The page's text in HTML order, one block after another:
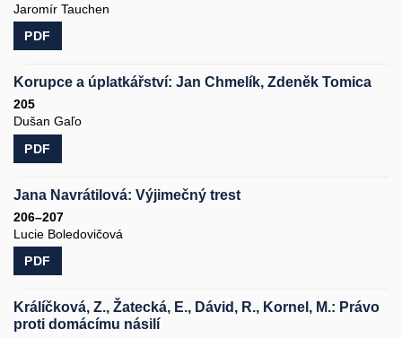
Jaromír Tauchen
PDF
Korupce a úplatkářství: Jan Chmelík, Zdeněk Tomica
205
Dušan Gaľo
PDF
Jana Navrátilová: Výjimečný trest
206–207
Lucie Boledovičová
PDF
Králíčková, Z., Žatecká, E., Dávid, R., Kornel, M.: Právo
proti domácímu násilí